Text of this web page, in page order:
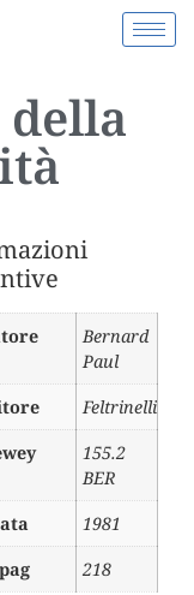
Bernard
Paul
Feltrinelli
155.2
BER
1981
218